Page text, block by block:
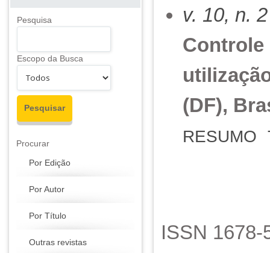
Pesquisa
Escopo da Busca
Procurar
Por Edição
Por Autor
Por Título
Outras revistas
v. 10, n.
Controle
(DF),
RESUMO
ISSN